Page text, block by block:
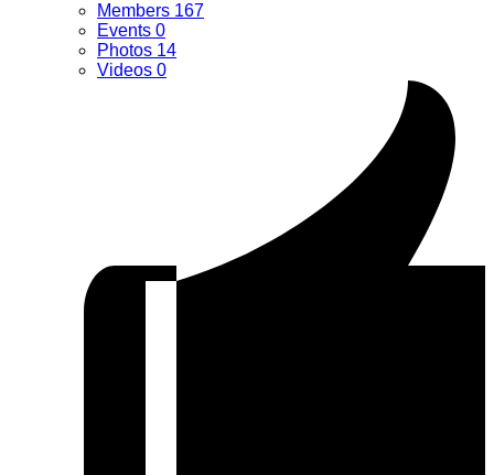
Members 167
Events 0
Photos 14
Videos 0